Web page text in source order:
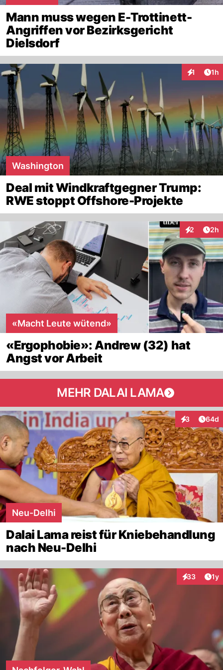
Mann muss wegen E-Trottinett-
Angriffen vor Bezirksgericht
Dielsdorf
1 1h
Washington
Deal mit Windkraftgegner Trump:
RWE stoppt Offshore-Projekte
2 2h
«Macht Leute wütend»
«Ergophobie»: Andrew (32) hat
Angst vor Arbeit
MEHR DALAI LAMA
3
Interaktionen
64d
Neu-Delhi
Dalai Lama reist für Kniebehandlung
nach Neu-Delhi
33 1y